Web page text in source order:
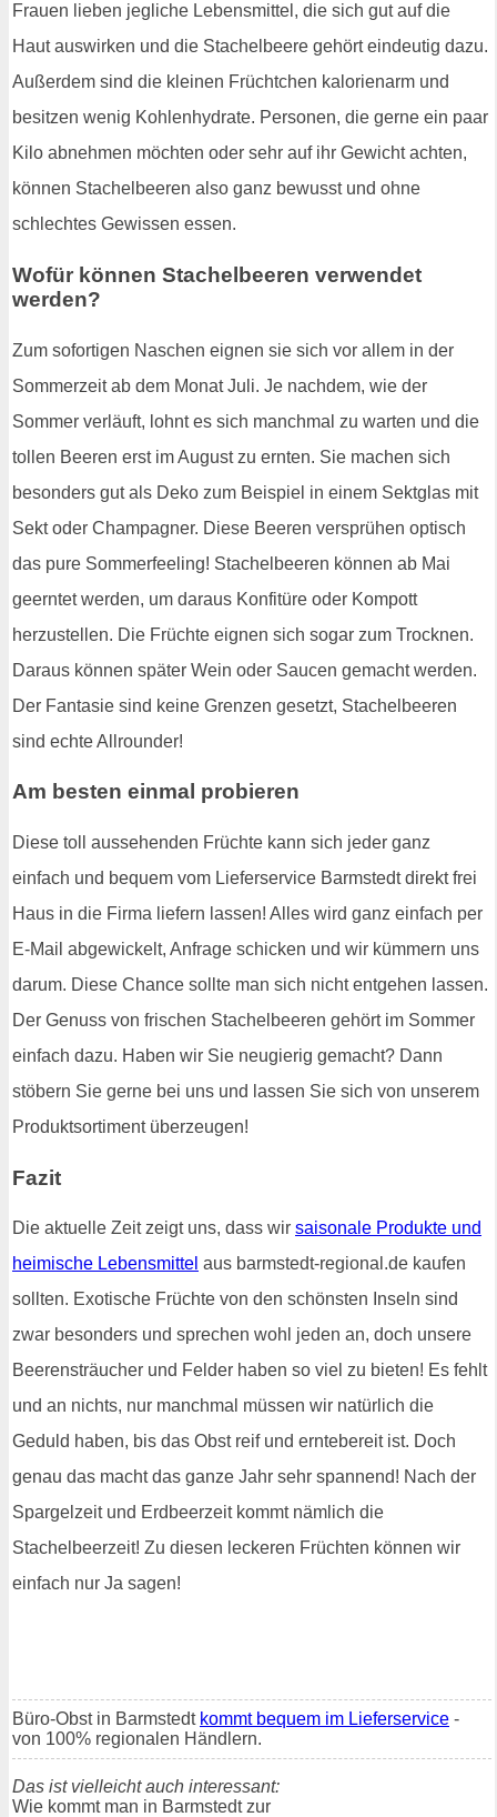
Frauen lieben jegliche Lebensmittel, die sich gut auf die
Haut auswirken und die Stachelbeere gehört eindeutig dazu.
Außerdem sind die kleinen Früchtchen kalorienarm und
besitzen wenig Kohlenhydrate. Personen, die gerne ein paar
Kilo abnehmen möchten oder sehr auf ihr Gewicht achten,
können Stachelbeeren also ganz bewusst und ohne
schlechtes Gewissen essen.
Wofür können Stachelbeeren verwendet
werden?
Zum sofortigen Naschen eignen sie sich vor allem in der
Sommerzeit ab dem Monat Juli. Je nachdem, wie der
Sommer verläuft, lohnt es sich manchmal zu warten und die
tollen Beeren erst im August zu ernten. Sie machen sich
besonders gut als Deko zum Beispiel in einem Sektglas mit
Sekt oder Champagner. Diese Beeren versprühen optisch
das pure Sommerfeeling! Stachelbeeren können ab Mai
geerntet werden, um daraus Konfitüre oder Kompott
herzustellen. Die Früchte eignen sich sogar zum Trocknen.
Daraus können später Wein oder Saucen gemacht werden.
Der Fantasie sind keine Grenzen gesetzt, Stachelbeeren
sind echte Allrounder!
Am besten einmal probieren
Diese toll aussehenden Früchte kann sich jeder ganz
einfach und bequem vom Lieferservice Barmstedt direkt frei
Haus in die Firma liefern lassen! Alles wird ganz einfach per
E-Mail abgewickelt, Anfrage schicken und wir kümmern uns
darum. Diese Chance sollte man sich nicht entgehen lassen.
Der Genuss von frischen Stachelbeeren gehört im Sommer
einfach dazu. Haben wir Sie neugierig gemacht? Dann
stöbern Sie gerne bei uns und lassen Sie sich von unserem
Produktsortiment überzeugen!
Fazit
Die aktuelle Zeit zeigt uns, dass wir saisonale Produkte und
heimische Lebensmittel aus barmstedt-regional.de kaufen
sollten. Exotische Früchte von den schönsten Inseln sind
zwar besonders und sprechen wohl jeden an, doch unsere
Beerensträucher und Felder haben so viel zu bieten! Es fehlt
und an nichts, nur manchmal müssen wir natürlich die
Geduld haben, bis das Obst reif und erntebereit ist. Doch
genau das macht das ganze Jahr sehr spannend! Nach der
Spargelzeit und Erdbeerzeit kommt nämlich die
Stachelbeerzeit! Zu diesen leckeren Früchten können wir
einfach nur Ja sagen!
Büro-Obst in Barmstedt kommt bequem im Lieferservice -
von 100% regionalen Händlern.
Das ist vielleicht auch interessant:
Wie kommt man in Barmstedt zur